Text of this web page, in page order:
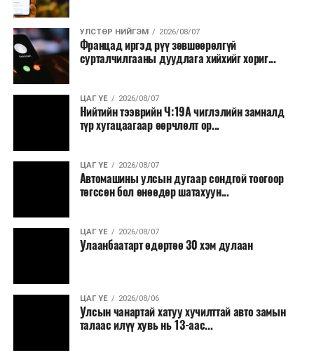
УЛСТӨР НИЙГЭМ 2026/08/07
Францад иргэд рүү зөвшөөрөлгүй
сурталчилгааны дуудлага хийхийг хориг...
ЦАГ ҮЕ 2026/08/07
Нийтийн тээврийн Ч:19А чиглэлийн замналд
түр хугацаагаар өөрчлөлт ор...
ЦАГ ҮЕ 2026/08/07
Автомашины улсын дугаар сондгой тоогоор
төгссөн бол өнөөдөр шатахуун...
ЦАГ ҮЕ 2026/08/07
Улаанбаатарт өдөртөө 30 хэм дулаан
ЦАГ ҮЕ 2026/08/06
Улсын чанартай хатуу хучилттай авто замын
талаас илүү хувь нь 13-аас...